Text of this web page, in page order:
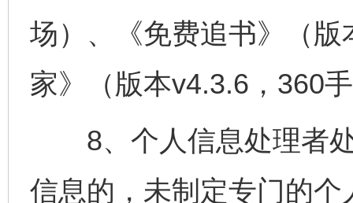
场）、《免费追书》（
家》（版本v4.3.6，360
8、个人信息处理者处
信息的，未制定专门的